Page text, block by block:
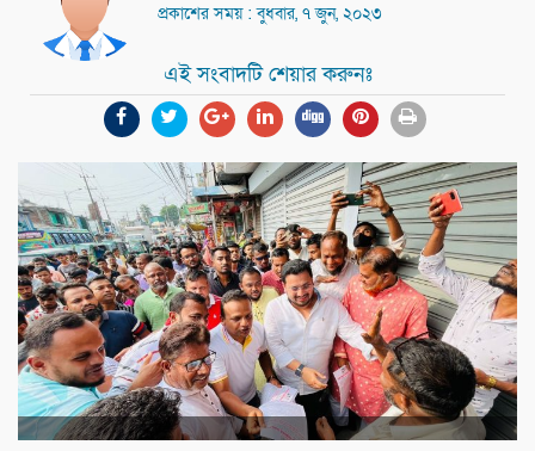
প্রকাশের সময় : বুধবার, ৭ জুন, ২০২৩
এই সংবাদটি শেয়ার করুনঃ